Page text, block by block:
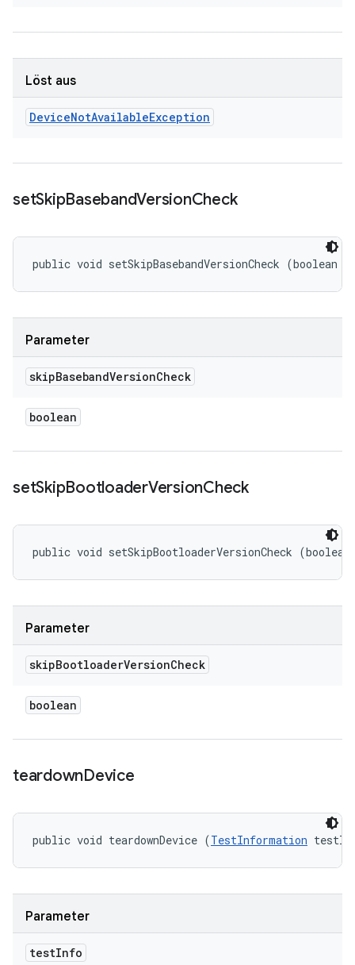
Löst aus
DeviceNotAvailableException
setSkipBasebandVersionCheck
public void setSkipBasebandVersionCheck (boolean
Parameter
skipBasebandVersionCheck
boolean
setSkipBootloaderVersionCheck
public void setSkipBootloaderVersionCheck (boolean
Parameter
skipBootloaderVersionCheck
boolean
teardownDevice
public void teardownDevice (TestInformation
Parameter
testInfo